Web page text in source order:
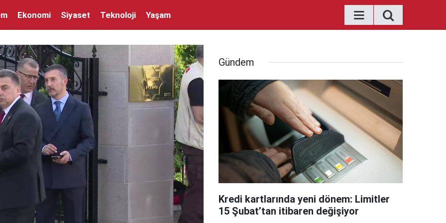
Ekonomi Siyaset Teknoloji Yaşam
Gündem
Kredi kartlarında yeni dönem: Limitler
15 Şubat’tan itibaren değişiyor